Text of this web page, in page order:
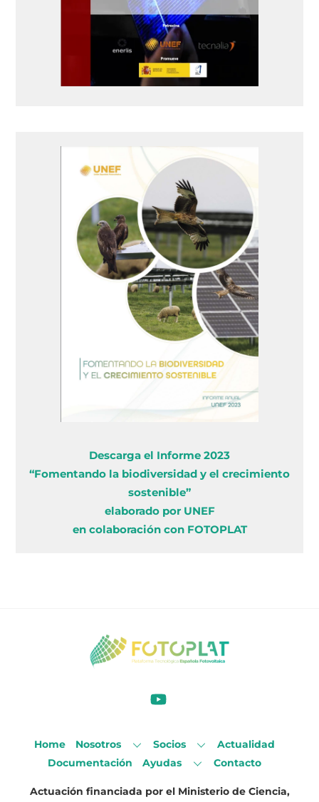
Descarga el Informe 2023
“Fomentando la biodiversidad y el crecimiento
sostenible”
elaborado por UNEF
en colaboración con FOTOPLAT
Home Nosotros Socios
Actualidad
Documentación
Ayudas Contacto
Actuación financiada por el Ministerio de Ciencia,